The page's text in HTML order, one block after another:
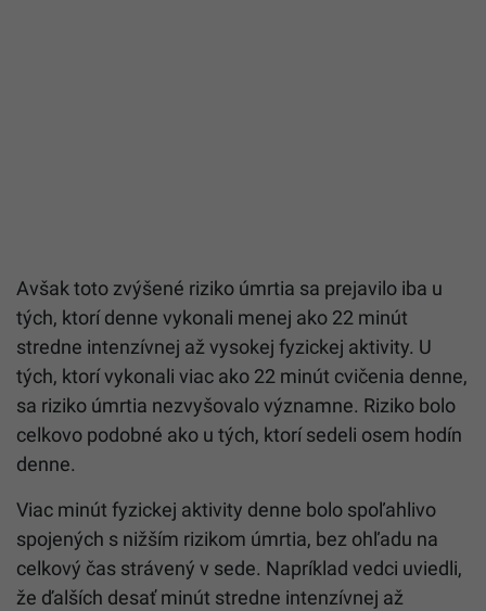
Avšak toto zvýšené riziko úmrtia sa prejavilo iba u
tých, ktorí denne vykonali menej ako 22 minút
stredne intenzívnej až vysokej fyzickej aktivity. U
tých, ktorí vykonali viac ako 22 minút cvičenia denne,
sa riziko úmrtia nezvyšovalo významne. Riziko bolo
celkovo podobné ako u tých, ktorí sedeli osem hodín
denne.
Viac minút fyzickej aktivity denne bolo spoľahlivo
spojených s nižším rizikom úmrtia, bez ohľadu na
celkový čas strávený v sede. Napríklad vedci uviedli,
že ďalších desať minút stredne intenzívnej až